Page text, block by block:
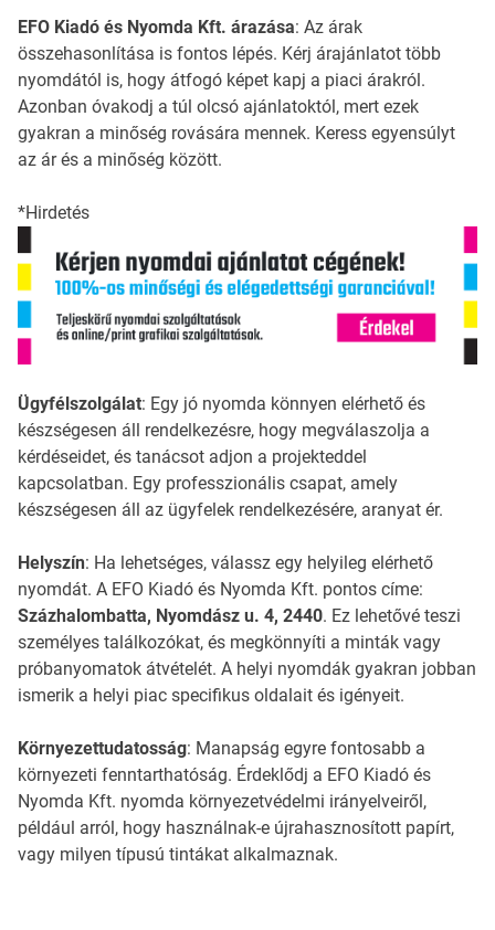
EFO Kiadó és Nyomda Kft. árazása: Az árak
összehasonlítása is fontos lépés. Kérj árajánlatot több
nyomdától is, hogy átfogó képet kapj a piaci árakról.
Azonban óvakodj a túl olcsó ajánlatoktól, mert ezek
gyakran a minőség rovására mennek. Keress egyensúlyt
az ár és a minőség között.
*Hirdetés
Ügyfélszolgálat: Egy jó nyomda könnyen elérhető és
készségesen áll rendelkezésre, hogy megválaszolja a
kérdéseidet, és tanácsot adjon a projekteddel
kapcsolatban. Egy professzionális csapat, amely
készségesen áll az ügyfelek rendelkezésére, aranyat ér.
Helyszín: Ha lehetséges, válassz egy helyileg elérhető
nyomdát. A EFO Kiadó és Nyomda Kft. pontos címe:
Százhalombatta, Nyomdász u. 4, 2440. Ez lehetővé teszi
személyes találkozókat, és megkönnyíti a minták vagy
próbanyomatok átvételét. A helyi nyomdák gyakran jobban
ismerik a helyi piac specifikus oldalait és igényeit.
Környezettudatosság: Manapság egyre fontosabb a
környezeti fenntarthatóság. Érdeklődj a EFO Kiadó és
Nyomda Kft. nyomda környezetvédelmi irányelveiről,
például arról, hogy használnak-e újrahasznosított papírt,
vagy milyen típusú tintákat alkalmaznak.